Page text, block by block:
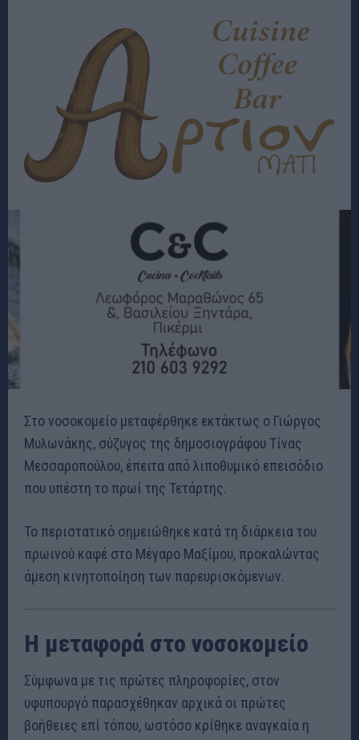
Στο νοσοκομείο μεταφέρθηκε εκτάκτως ο Γιώργος
Μυλωνάκης, σύζυγος της δημοσιογράφου Τίνας
Μεσσαροπούλου, έπειτα από λιποθυμικό επεισόδιο
που υπέστη το πρωί της Τετάρτης.
Το περιστατικό σημειώθηκε κατά τη διάρκεια του
πρωινού καφέ στο Μέγαρο Μαξίμου, προκαλώντας
άμεση κινητοποίηση των παρευρισκόμενων.
Η μεταφορά στο νοσοκομείο
Σύμφωνα με τις πρώτες πληροφορίες, στον
υφυπουργό παρασχέθηκαν αρχικά οι πρώτες
βοήθειες επί τόπου, ωστόσο κρίθηκε αναγκαία η